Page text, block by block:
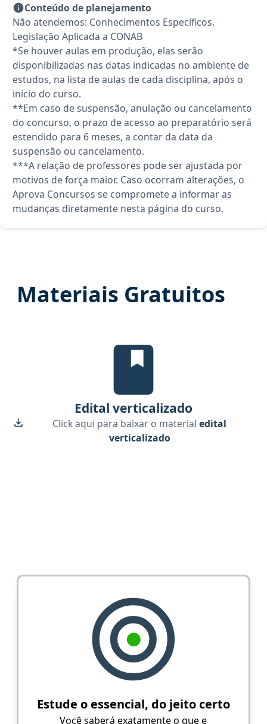
Conteúdo de planejamento
Não atendemos: Conhecimentos Específicos.
Legislação Aplicada a CONAB
*Se houver aulas em produção, elas serão
disponibilizadas nas datas indicadas no ambiente de
estudos, na lista de aulas de cada disciplina, após o
início do curso.
**Em caso de suspensão, anulação ou cancelamento
do concurso, o prazo de acesso ao preparatório será
estendido para 6 meses, a contar da data da
suspensão ou cancelamento.
***A relação de professores pode ser ajustada por
motivos de força maior. Caso ocorram alterações, o
Aprova Concursos se compromete a informar as
mudanças diretamente nesta página do curso.
Materiais Gratuitos
Edital verticalizado, material
Edital verticalizado
Click aqui para baixar o materialedital
verticalizado
Estude o essencial, do jeito certo
Você saberá exatamente o que e